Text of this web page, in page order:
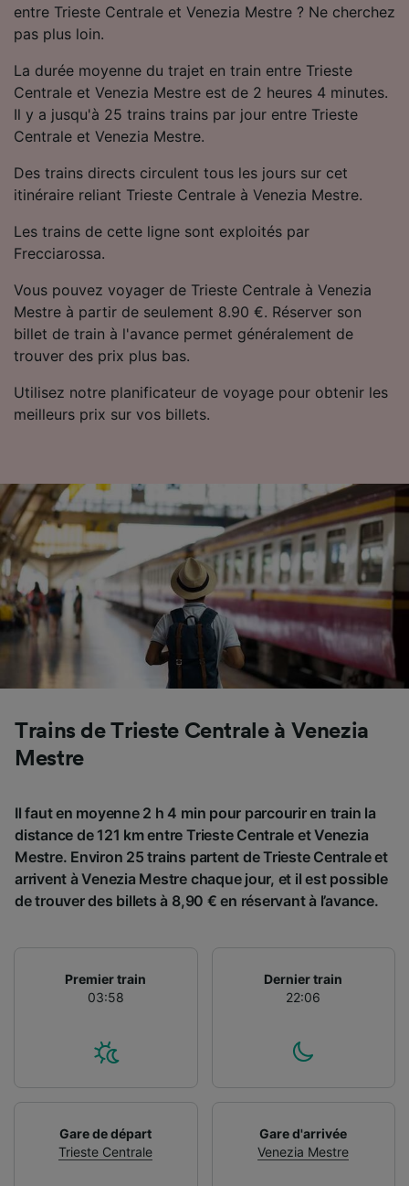
entre Trieste Centrale et Venezia Mestre ? Ne cherchez
pas plus loin.
La durée moyenne du trajet en train entre Trieste
Centrale et Venezia Mestre est de 2 heures 4 minutes.
Il y a jusqu'à 25 trains trains par jour entre Trieste
Centrale et Venezia Mestre.
Des trains directs circulent tous les jours sur cet
itinéraire reliant Trieste Centrale à Venezia Mestre.
Les trains de cette ligne sont exploités par
Frecciarossa.
Vous pouvez voyager de Trieste Centrale à Venezia
Mestre à partir de seulement 8.90 €. Réserver son
billet de train à l'avance permet généralement de
trouver des prix plus bas.
Utilisez notre planificateur de voyage pour obtenir les
meilleurs prix sur vos billets.
Trains de Trieste Centrale à Venezia
Mestre
Il faut en moyenne 2 h 4 min pour parcourir en train la
distance de 121 km entre Trieste Centrale et Venezia
Mestre. Environ 25 trains partent de Trieste Centrale et
arrivent à Venezia Mestre chaque jour, et il est possible
de trouver des billets à 8,90 € en réservant à l’avance.
Premier train
03:58
Dernier train
22:06
Gare de départ
Trieste Centrale
Gare d'arrivée
Venezia Mestre
Utiliser des données de géolocalisation
précises. Analyser activement les
l’identification. Stocker et/ou accéder à des
informations sur un appareil. Publicités et
contenu personnalisés, mesure de
performance des publicités et du contenu,
études d’audience et développement de
Liste de nos partenaires (fournisseurs)